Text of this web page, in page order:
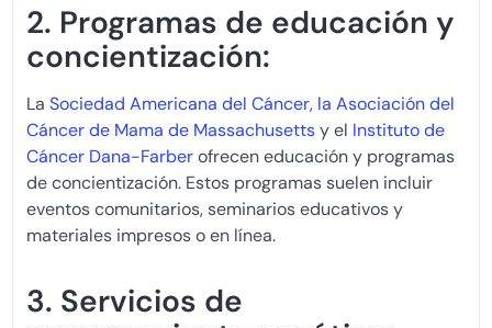
2. Programas de educación y
concientización:
La Sociedad Americana del Cáncer, la Asociación del
Cáncer de Mama de Massachusettsy el Instituto de
Cáncer Dana-Farberofrecen educación y programas
de concientización. Estos programas suelen incluir
eventos comunitarios, seminarios educativos y
materiales impresos o en línea.
3. Servicios de